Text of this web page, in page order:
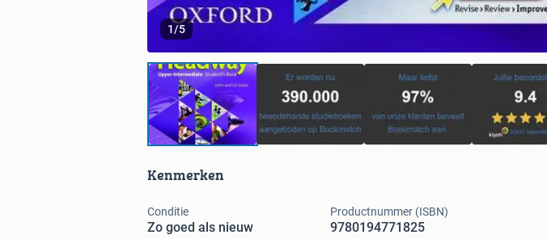
1/5
Kenmerken
Conditie
Zo goed als nieuw
Productnummer (ISBN)
9780194771825